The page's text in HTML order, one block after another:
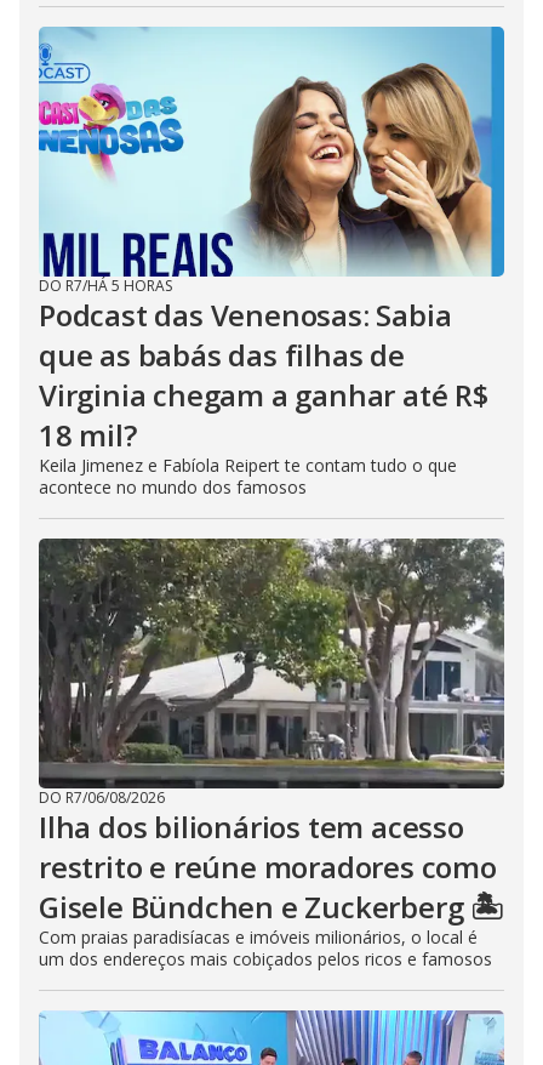
DO R7/HÁ 5 HORAS
Podcast das Venenosas: Sabia
que as babás das filhas de
Virginia chegam a ganhar até R$
18 mil?
Keila Jimenez e Fabíola Reipert te contam tudo o que
acontece no mundo dos famosos
DO R7/06/08/2026
Ilha dos bilionários tem acesso
restrito e reúne moradores como
Gisele Bündchen e Zuckerberg 🏝️
Com praias paradisíacas e imóveis milionários, o local é
um dos endereços mais cobiçados pelos ricos e famosos